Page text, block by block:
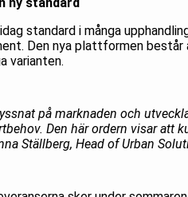
ny standard
standard i många
Den nya plattformen består
varianten.
på marknaden och
Den här ordern visar att
Ställberg, Head of Urban